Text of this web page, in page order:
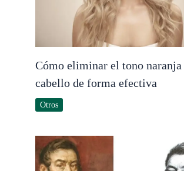
Cómo eliminar el tono naranja
cabello de forma efectiva
Otros